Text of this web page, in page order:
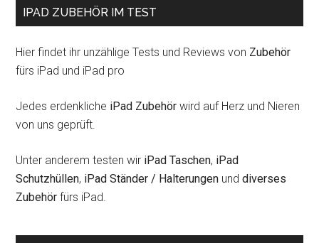
IPAD ZUBEHÖR IM TEST
Hier findet ihr unzählige Tests und Reviews von Zubehör
fürs iPad und iPad pro
Jedes erdenkliche iPad Zubehör wird auf Herz und Nieren
von uns geprüft.
Unter anderem testen wir iPad Taschen, iPad
Schutzhüllen, iPad Ständer / Halterungen unddiverses
Zubehör fürs iPad.